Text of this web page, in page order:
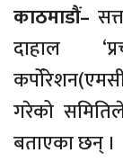
काठमाडौं–
दाहाल
गरेको
बताएका छन् ।